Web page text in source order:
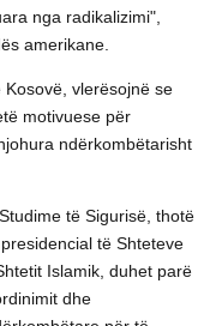
nga radikalizimi",
amerikane.
vlerësojnë se
motivuese për
ndërkombëtarisht
të Sigurisë, thotë
të Shteteve
Islamik, duhet parë
dhe